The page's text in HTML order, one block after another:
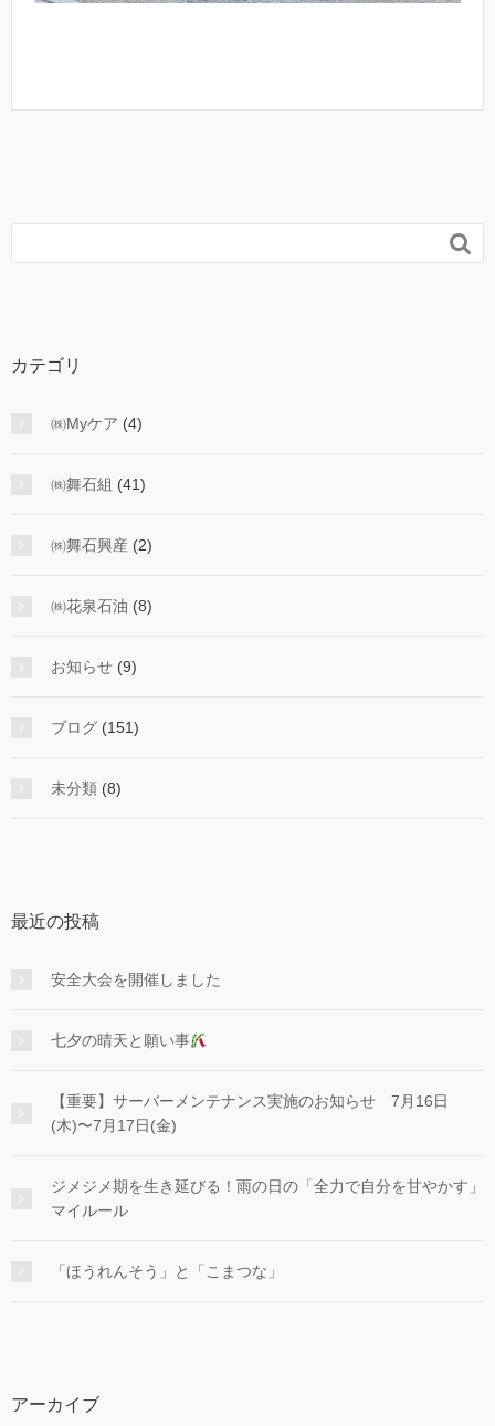

カテゴリ
㈱Myケア (4)
㈱舞石組 (41)
㈱舞石興産 (2)
㈱花泉石油 (8)
お知らせ (9)
ブログ (151)
未分類 (8)
最近の投稿
安全大会を開催しました
七夕の晴天と願い事
【重要】サーバーメンテナンス実施のお知らせ 7月16日
(木)〜7月17日(金)
ジメジメ期を生き延びる！雨の日の「全力で自分を甘やかす」
マイルール
「ほうれんそう」と「こまつな」
アーカイブ